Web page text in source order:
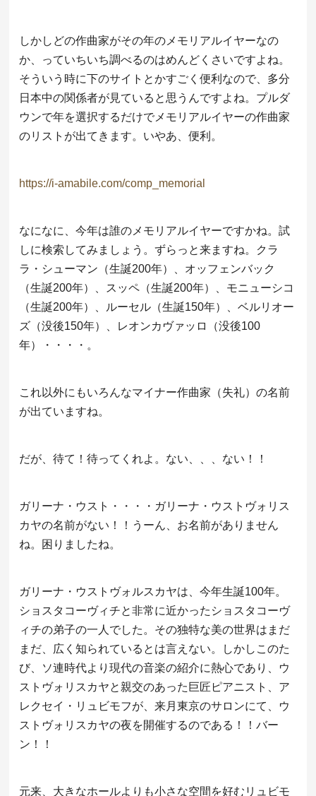
しかしどの作曲家がその年のメモリアルイヤーなの
か、っていちいち調べるのはめんどくさいですよね。
そういう時に下のサイトとかすごく便利なので、多分
日本中の関係者が見ていると思うんですよね。プルダ
ウンで年を選択するだけでメモリアルイヤーの作曲家
のリストが出てきます。いやあ、便利。
https://i-amabile.com/comp_memorial
なになに、今年は誰のメモリアルイヤーですかね。試
しに検索してみましょう。ずらっと来ますね。クラ
ラ・シューマン（生誕200年）、オッフェンバック
（生誕200年）、スッペ（生誕200年）、モニューシコ
（生誕200年）、ルーセル（生誕150年）、ベルリオー
ズ（没後150年）、レオンカヴァッロ（没後100
年）・・・・。
これ以外にもいろんなマイナー作曲家（失礼）の名前
が出ていますね。
だが、待て！待ってくれよ。ない、、、ない！！
ガリーナ・ウスト・・・・ガリーナ・ウストヴォリス
カヤの名前がない！！うーん、お名前がありません
ね。困りましたね。
ガリーナ・ウストヴォルスカヤは、今年生誕100年。
ショスタコーヴィチと非常に近かったショスタコーヴ
ィチの弟子の一人でした。その独特な美の世界はまだ
まだ、広く知られているとは言えない。しかしこのた
び、ソ連時代より現代の音楽の紹介に熱心であり、ウ
ストヴォリスカヤと親交のあった巨匠ピアニスト、ア
レクセイ・リュビモフが、来月東京のサロンにて、ウ
ストヴォリスカヤの夜を開催するのである！！バー
ン！！
元来、大きなホールよりも小さな空間を好むリュビモ